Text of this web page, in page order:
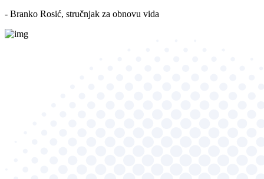
- Branko Rosić, stručnjak za obnovu vida